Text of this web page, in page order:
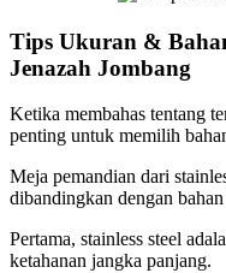
Tips Ukuran &
Jenazah Jombang
Ketika membahas tentang
penting untuk memilih
Meja pemandian dari
dibandingkan dengan
Pertama, stainless steel
ketahanan jangka panjang.